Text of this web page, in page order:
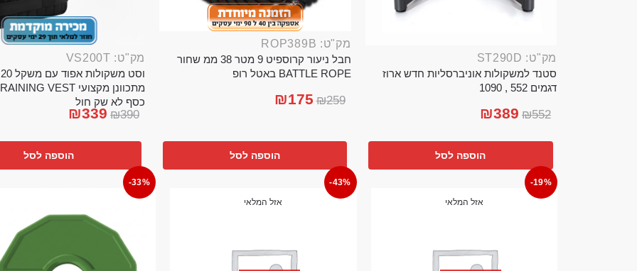
מק"ט: ST290D
סטנד למשקולות אוניברסליות חדש ארוז
דגמים 552 , 1090
₪552
₪389
הוספה לסל
מק"ט: ROP389B
חבל ניעור קרוספיט 9 מטר 38 ממ שחור
BATTLE ROPE באטל רופ
₪259
₪175
הוספה לסל
מק"ט: VS200T
כסף לא שק חול
₪390
₪339
הוספה לסל
-19%
אזל המלאי
-43%
אזל המלאי
-33%